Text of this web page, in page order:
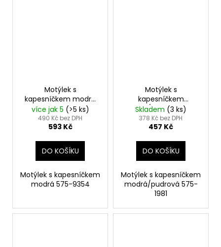
Motýlek s
kapesníčkem modrá
575-9354
více jak 5 (>5 ks)
490 Kč bez DPH
593 Kč
DO KOŠÍKU
Motýlek s kapesníčkem
modrá 575-9354
Motýlek s
kapesníčkem
modrá/pudrová 575-
1981
Skladem (3 ks)
378 Kč bez DPH
457 Kč
DO KOŠÍKU
Motýlek s kapesníčkem
modrá/pudrová 575-
1981